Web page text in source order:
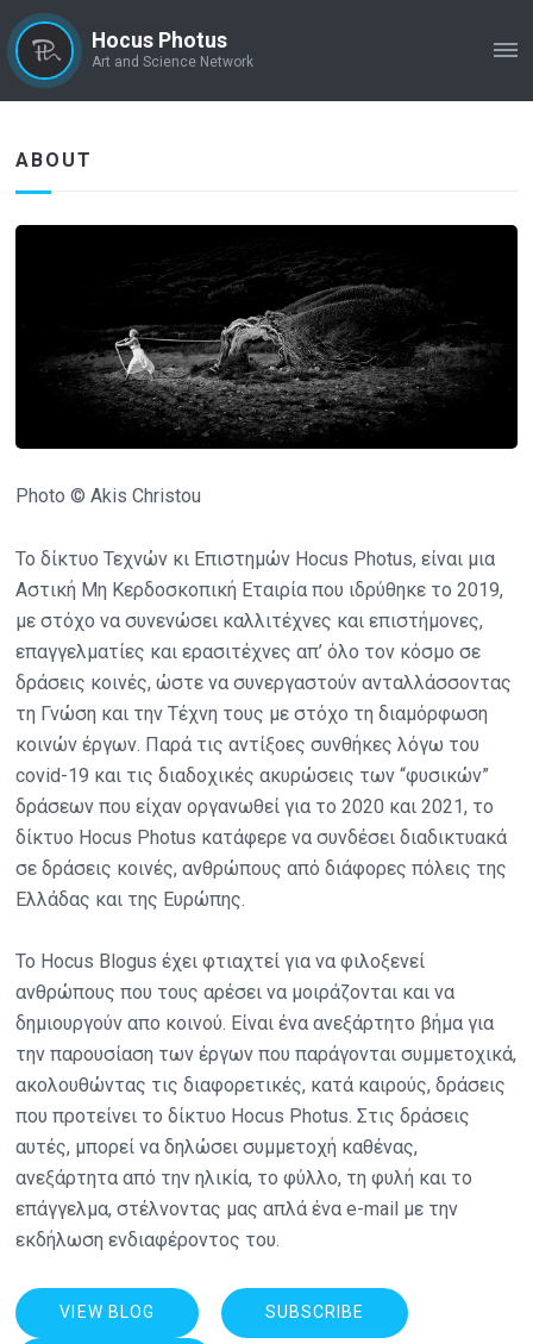
Hocus Photus
Art and Science Network
ABOUT
Photo © Akis Christou
Το δίκτυο Τεχνών κι Επιστημών Hocus Photus, είναι μια
Αστική Μη Κερδοσκοπική Εταιρία που ιδρύθηκε το 2019,
με στόχο να συνενώσει καλλιτέχνες και επιστήμονες,
επαγγελματίες και ερασιτέχνες απ’ όλο τον κόσμο σε
δράσεις κοινές, ώστε να συνεργαστούν ανταλλάσσοντας
τη Γνώση και την Τέχνη τους με στόχο τη διαμόρφωση
κοινών έργων. Παρά τις αντίξοες συνθήκες λόγω του
covid-19 και τις διαδοχικές ακυρώσεις των “φυσικών”
δράσεων που είχαν οργανωθεί για το 2020 και 2021, το
δίκτυο Hocus Photus κατάφερε να συνδέσει διαδικτυακά
σε δράσεις κοινές, ανθρώπους από διάφορες πόλεις της
Ελλάδας και της Ευρώπης.
Το Hocus Blogus έχει φτιαχτεί για να φιλοξενεί
ανθρώπους που τους αρέσει να μοιράζονται και να
δημιουργούν απο κοινού. Είναι ένα ανεξάρτητο βήμα για
την παρουσίαση των έργων που παράγονται συμμετοχικά,
ακολουθώντας τις διαφορετικές, κατά καιρούς, δράσεις
που προτείνει το δίκτυο Hocus Photus. Στις δράσεις
αυτές, μπορεί να δηλώσει συμμετοχή καθένας,
ανεξάρτητα από την ηλικία, το φύλλο, τη φυλή και το
επάγγελμα, στέλνοντας μας απλά ένα e-mail με την
εκδήλωση ενδιαφέροντος του.
VIEW BLOG SUBSCRIBE